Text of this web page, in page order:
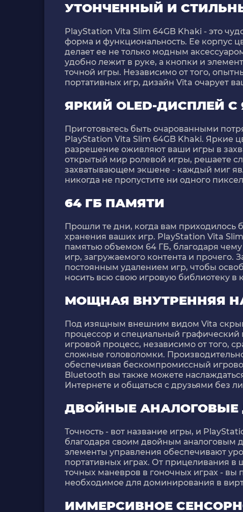
УТОНЧЕННЫЙ И
PlayStation Vita Slim 64GB Khaki - это
форма и функциональность. Ее корпус
делает ее не только модным
удобно лежит в руке, а кнопки и
точной игры. Независимо от того,
портативных игр, дизайн Vita очарует
ЯРКИЙ OLED-ДИСПЛЕЙ
Приготовьтесь быть очарованными
PlayStation Vita Slim 64GB Khaki. Яркие
разрешение оживляют ваши игры в
открытый мир ролевой игры, решаете
захватывающем экшене - каждый миг
никогда не пропустите ни одного
64 ГБ ПАМЯТИ
Прошли те дни, когда вам приходилось
хранения ваших игр. PlayStation Vita
памятью объемом 64 ГБ, благодаря
игр, загружаемого контента и прочего.
постоянным удалением игр, чтобы
носить всю свою игровую библиотеку в
МОЩНАЯ ВНУТРЕННЯЯ
Под изящным внешним видом Vita
процессор и специальный
игровой процесс, независимо от того,
сложные головоломки.
обеспечивая бескомпромиссный
Bluetooth вы также можете
Интернете и общаться с друзьями без
ДВОЙНЫЕ
Точность - вот название игры, и
благодаря своим двойным аналоговым
элементы управления обеспечивают
портативных играх. От прицеливания в
точных маневров в гоночных играх - вы
необходимое для доминирования в
ИММЕРСИВНОЕ